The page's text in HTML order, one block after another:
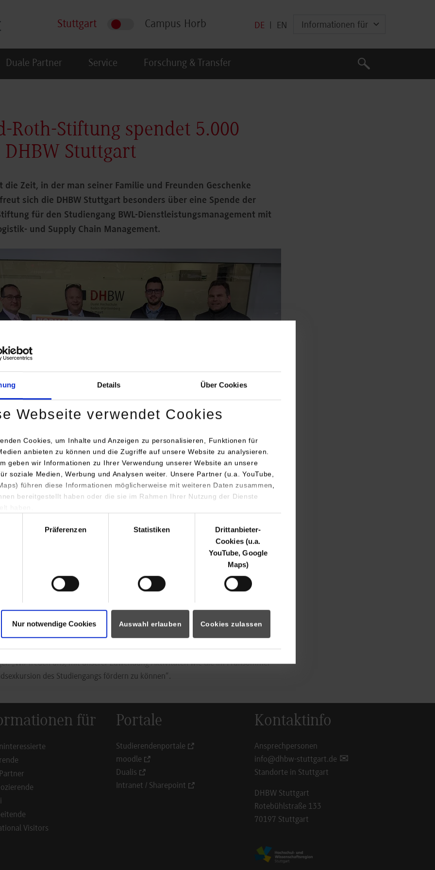
Details Über Cookies
Webseite verwendet Cookies
Cookies, um Inhalte und Anzeigen zu personalisieren, Funktionen für
anbieten zu können und die Zugriffe auf unsere Website zu analysieren.
geben wir Informationen zu Ihrer Verwendung unserer Website an unsere
soziale Medien, Werbung und Analysen weiter. Unsere Partner (u.a. YouTube,
führen diese Informationen möglicherweise mit weiteren Daten zusammen,
bereitgestellt haben oder die sie im Rahmen Ihrer Nutzung der Dienste
Präferenzen Statistiken
Drittanbieter-
Cookies (u.a.
YouTube, Google
Maps)
Nur notwendige Cookies Auswahl erlauben Cookies zulassen
Stuttgart Campus Horb DE EN Informationen für
Duale Partner Service Forschung & Transfer
Suche
Suche
Roth-Stiftung spendet 5.000
DHBW Stuttgart
die Zeit, in der man seiner Familie und Freunden Geschenke
sich die DHBW Stuttgart besonders über eine Spende der
für den Studiengang BWL-Dienstleistungsmanagement mit
und Supply Chain Management.
nach dem Gründer des Handelsunternehmens NORMA, fördert seit Jahrzehnten
mit Stiftungsmitteln in Höhe von 5.000 Euro ging nun an die
Das Geld wird als wertvolle Unterstützung für den Studienschwerpunkt Logistik-
hier insbesondere für praxisnahe Exkursionen, verwendet.
der Betrag durch Frank Baderschneider, Niederlassungsleiter des NORMA
Vereins der Freunde und Förderer der DHBW Stuttgart e. V.) offiziell übergeben.
brauchen wir als Einzelhändler qualifizierten und motivierten Nachwuchs!“, so
„Wir freuen uns, mit unserer Zuwendung Aktivitäten wie die im Frühsommer
des Studiengangs fördern zu können“.
für
Visitors
Portale
Studierendenportale
moodle
Dualis
Intranet / Sharepoint
Kontaktinfo
Ansprechpersonen
info@dhbw-stuttgart.de
Standorte in Stuttgart
DHBW Stuttgart
Rotebühlstraße 133
70197 Stuttgart